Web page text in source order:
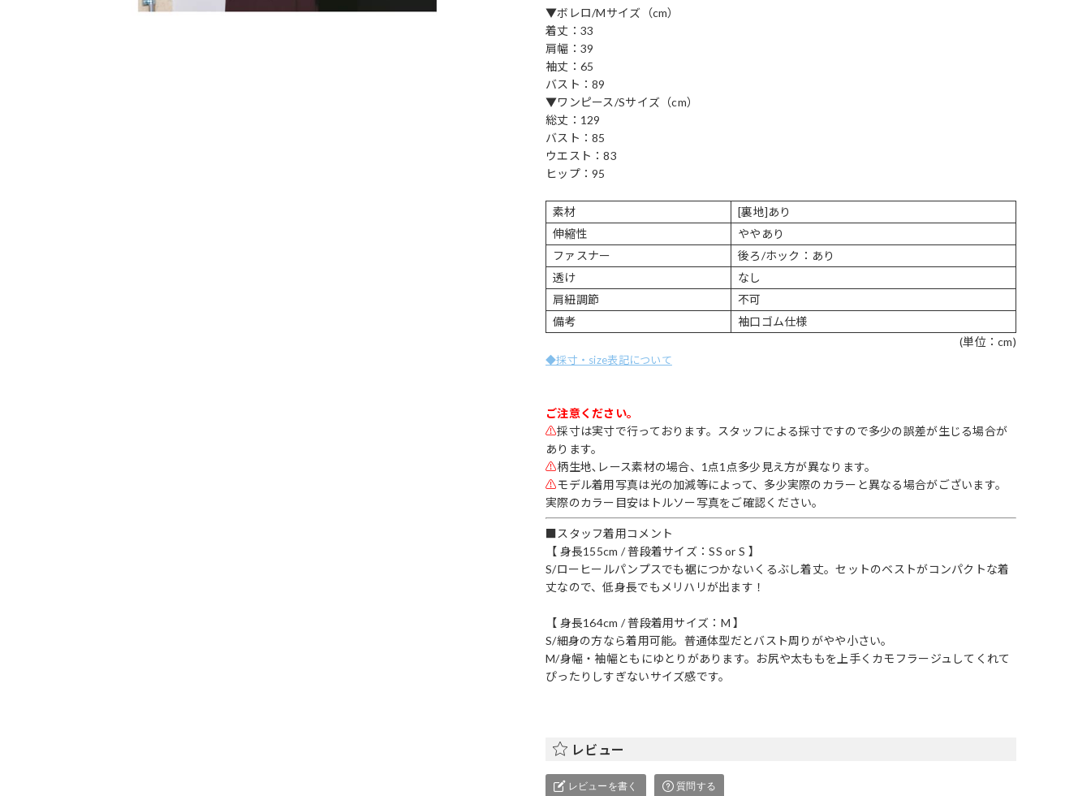
▼ボレロ/Mサイズ（cm）
着丈：33
肩幅：39
袖丈：65
バスト：89
▼ワンピース/Sサイズ（cm）
総丈：129
バスト：85
ウエスト：83
ヒップ：95
素材
[裏地]あり
伸縮性
ややあり
ファスナー
後ろ/ホック：あり
透け
なし
肩紐調節
不可
備考
袖口ゴム仕様
(単位：cm)
◆採寸・size表記について
ご注意ください。
⚠採寸は実寸で行っております。スタッフによる採寸ですので多少の誤差が生じる場合が
あります。
⚠柄生地､レース素材の場合、1点1点多少見え方が異なります。
⚠モデル着用写真は光の加減等によって、多少実際のカラーと異なる場合がございます。
実際のカラー目安はトルソー写真をご確認ください。
■スタッフ着用コメント
【 身長155cm / 普段着サイズ：SS or S 】
S/ローヒールパンプスでも裾につかないくるぶし着丈。セットのベストがコンパクトな着
丈なので、低身長でもメリハリが出ます！
【 身長164cm / 普段着用サイズ：M 】
S/細身の方なら着用可能。普通体型だとバスト周りがやや小さい。
M/身幅・袖幅ともにゆとりがあります。お尻や太ももを上手くカモフラージュしてくれて
ぴったりしすぎないサイズ感です。
レビュー
レビューを書く 質問する